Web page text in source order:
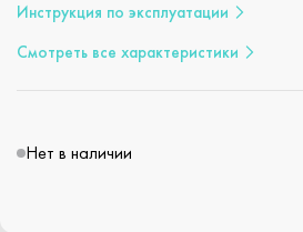
Инструкция по эксплуатации
Смотреть все характеристики
Нет в наличии